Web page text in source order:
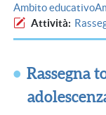
Ambito educativo
Attività
Rassegna